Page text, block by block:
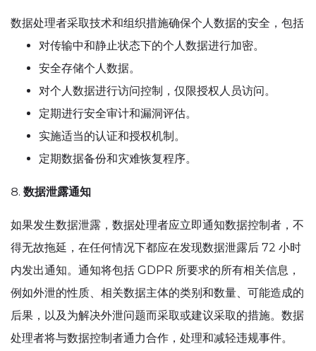
数据处理者采取技术和组织措施确保个人数据的安全，包括
对传输中和静止状态下的个人数据进行加密。
安全存储个人数据。
对个人数据进行访问控制，仅限授权人员访问。
定期进行安全审计和漏洞评估。
实施适当的认证和授权机制。
定期数据备份和灾难恢复程序。
数据泄露通知
如果发生数据泄露，数据处理者应立即通知数据控制者，不
得无故拖延，在任何情况下都应在发现数据泄露后 72 小时
内发出通知。通知将包括 GDPR 所要求的所有相关信息，
例如外泄的性质、相关数据主体的类别和数量、可能造成的
后果，以及为解决外泄问题而采取或建议采取的措施。数据
处理者将与数据控制者通力合作，处理和减轻违规事件。